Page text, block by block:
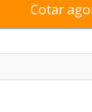
Cotar